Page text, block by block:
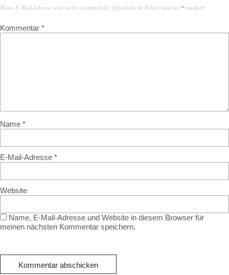
Deine E-Mail-Adresse wird nicht veröffentlicht. Erforderliche Felder sind mit * markiert
Kommentar *
Name *
E-Mail-Adresse *
Website
Name, E-Mail-Adresse und Website in diesem Browser für
meinen nächsten Kommentar speichern.